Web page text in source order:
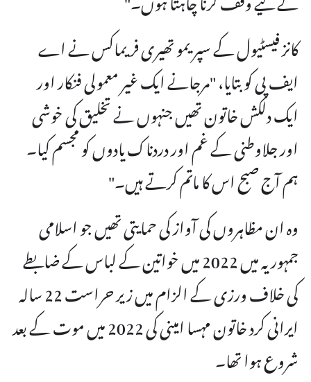
کانز فیسٹیول کے سپریمو تھیری فریماکس نے اے
ایف پی کو بتایا، "مرجانے ایک غیر معمولی فنکار اور
ایک دلکش خاتون تھیں جنہوں نے تخلیق کی خوشی
اور جلاوطنی کے غم اور دردناک یادوں کو مجسم کیا۔
ہم آج صبح اس کا ماتم کرتے ہیں۔"
وہ ان مظاہروں کی آواز کی حمایتی تھیں جو اسلامی
جمہوریہ میں 2022 میں خواتین کے لباس کے ضابطے
کی خلاف ورزی کے الزام میں زیر حراست 22 سالہ
ایرانی کرد خاتون مہسا امینی کی 2022 میں موت کے بعد
شروع ہوا تھا۔